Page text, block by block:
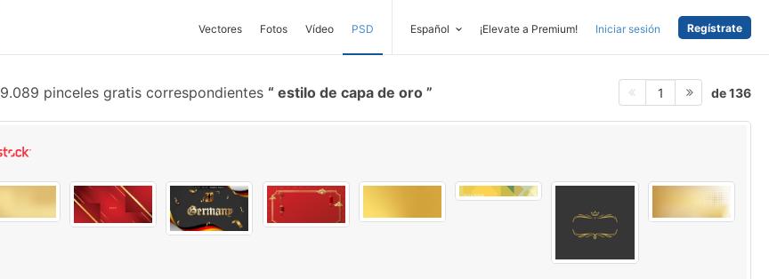
Vectores Fotos Vídeo PSD Español ¡Elevate a Premium! Iniciar sesión Regístrate
9.089 pinceles gratis correspondientes estilo de capa de oro 1 de 136